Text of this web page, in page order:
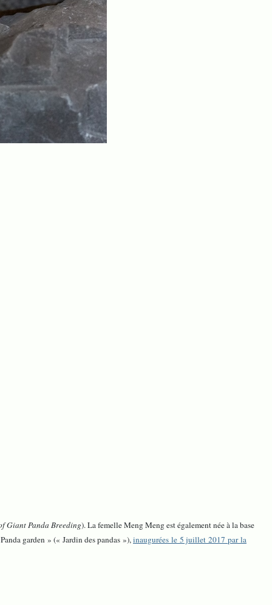
Giant Panda Breeding). La femelle Meng Meng est également née à la base
garden » (« Jardin des pandas »),inaugurées le 5 juillet 2017 par la